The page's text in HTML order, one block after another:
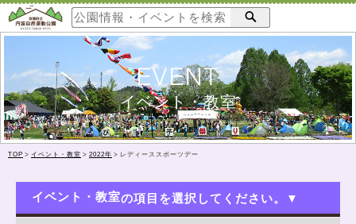
EVENT
イベント・教室
TOP > イベント・教室 > 2022年 > レディーススポーツデー
イベント・教室